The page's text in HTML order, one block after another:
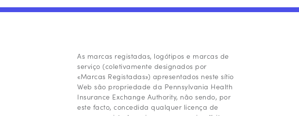
As marcas registadas, logótipos e marcas de
serviço (coletivamente designados por
«Marcas Registadas») apresentados neste sítio
Web são propriedade da Pennsylvania Health
Insurance Exchange Authority, não sendo, por
este facto, concedida qualquer licença de